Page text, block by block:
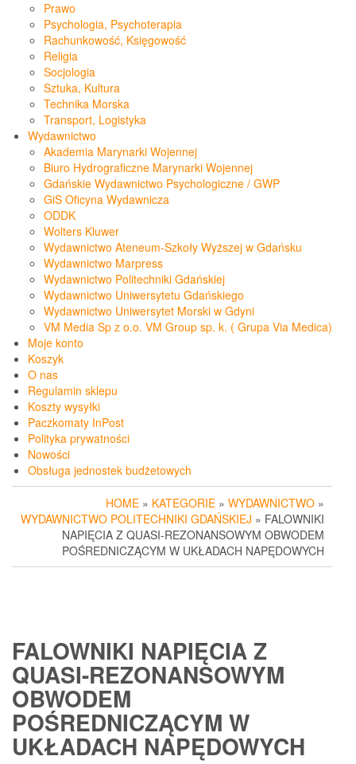
Prawo
Psychologia, Psychoterapia
Rachunkowość, Księgowość
Religia
Socjologia
Sztuka, Kultura
Technika Morska
Transport, Logistyka
Wydawnictwo
Akademia Marynarki Wojennej
Biuro Hydrograficzne Marynarki Wojennej
Gdańskie Wydawnictwo Psychologiczne / GWP
GiS Oficyna Wydawnicza
ODDK
Wolters Kluwer
Wydawnictwo Ateneum-Szkoły Wyższej w Gdańsku
Wydawnictwo Marpress
Wydawnictwo Politechniki Gdańskiej
Wydawnictwo Uniwersytetu Gdańskiego
Wydawnictwo Uniwersytet Morski w Gdyni
VM Media Sp z o.o. VM Group sp. k. ( Grupa Via Medica)
Moje konto
Koszyk
O nas
Regulamin sklepu
Koszty wysyłki
Paczkomaty InPost
Polityka prywatności
Nowości
Obsługa jednostek budżetowych
HOME » KATEGORIE » WYDAWNICTWO »
WYDAWNICTWO POLITECHNIKI GDAŃSKIEJ » FALOWNIKI
NAPIĘCIA Z QUASI-REZONANSOWYM OBWODEM
POŚREDNICZĄCYM W UKŁADACH NAPĘDOWYCH
FALOWNIKI NAPIĘCIA Z
QUASI-REZONANSOWYM
OBWODEM
POŚREDNICZĄCYM W
UKŁADACH NAPĘDOWYCH